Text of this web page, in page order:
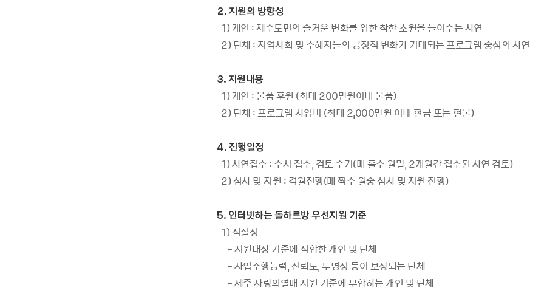
2. 지원의 방향성
1) 개인 : 제주도민의 즐거운 변화를 위한 착한 소원을 들어주는 사연
2) 단체 : 지역사회 및 수혜자들의 긍정적 변화가 기대되는 프로그램 중심의 사연
3. 지원내용
1) 개인 : 물품 후원 (최대 200만원이내 물품)
2) 단체 : 프로그램 사업비 (최대 2,000만원 이내 현금 또는 현물)
4. 진행일정
1) 사연접수 : 수시 접수, 검토 주기(매 홀수 월말, 2개월간 접수된 사연 검토)
2) 심사 및 지원 : 격월진행(매 짝수 월중 심사 및 지원 진행)
5. 인터넷하는 돌하르방 우선지원 기준
1) 적절성
- 지원대상 기준에 적합한 개인 및 단체
- 사업수행능력, 신뢰도, 투명성 등이 보장되는 단체
- 제주 사랑의열매 지원 기준에 부합하는 개인 및 단체